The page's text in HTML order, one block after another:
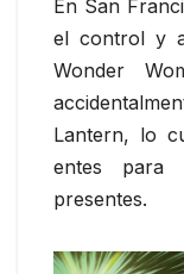
En San
el control y
Wonder
Lantern, lo
entes para
presentes.